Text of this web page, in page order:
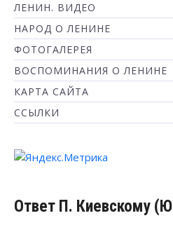
ЛЕНИН. ВИДЕО
НАРОД О ЛЕНИНЕ
ФОТОГАЛЕРЕЯ
ВОСПОМИНАНИЯ О ЛЕНИНЕ
КАРТА САЙТА
ССЫЛКИ
Ответ П. Киевскому